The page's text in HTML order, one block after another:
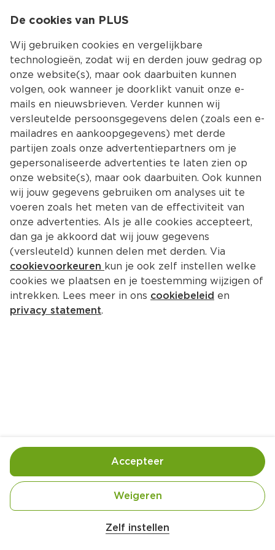
Kies jouw
100 gram Creme fraiche
2 eetlepel Roomkaas
De cookies van PLUS
Wij gebruiken cookies en vergelijkbare
technologieën, zodat wij en derden jouw gedrag op
onze website(s), maar ook daarbuiten kunnen
volgen, ook wanneer je doorklikt vanuit onze e-
mails en nieuwsbrieven. Verder kunnen wij
versleutelde persoonsgegevens delen (zoals een e-
mailadres en aankoopgegevens) met derde
partijen zoals onze advertentiepartners om je
gepersonaliseerde advertenties te laten zien op
onze website(s), maar ook daarbuiten. Ook kunnen
wij jouw gegevens gebruiken om analyses uit te
voeren zoals het meten van de effectiviteit van
onze advertenties. Als je alle cookies accepteert,
dan ga je akkoord dat wij jouw gegevens
(versleuteld) kunnen delen met derden. Via
cookievoorkeuren kun je ook zelf instellen welke
cookies we plaatsen en je toestemming wijzigen of
intrekken. Lees meer in ons cookiebeleid en
privacy statement.
Zelf instellen
Weigeren
Accepteer